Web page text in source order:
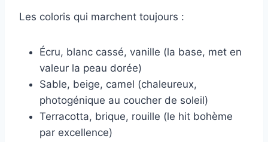
Les coloris qui marchent toujours :
Écru, blanc cassé, vanille (la base, met en
valeur la peau dorée)
Sable, beige, camel (chaleureux,
photogénique au coucher de soleil)
Terracotta, brique, rouille (le hit bohème
par excellence)